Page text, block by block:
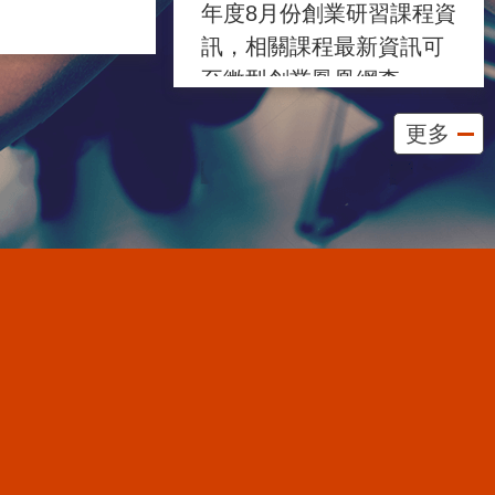
115-07-17
年度8月份創業研習課程資
訊，相關課程最新資訊可
至微型創業鳳凰網查
詢 https ...更多
更多